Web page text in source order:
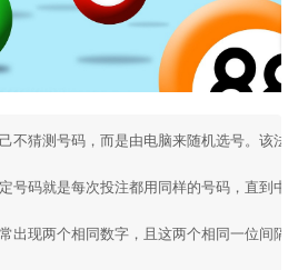
不猜测号码，而是由电脑来随机选号。该
号码就是每次投注都用同样的号码，直到
出现两个相同数字，且这两个相同一位间